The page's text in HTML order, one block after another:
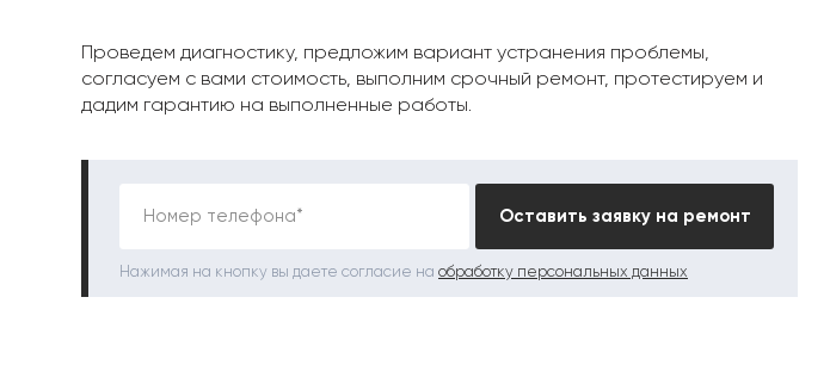
Проведем диагностику, предложим вариант устранения проблемы,
согласуем с вами стоимость, выполним срочный ремонт, протестируем и
дадим гарантию на выполненные работы.
Номер телефона* Оставить заявку на ремонт
Нажимая на кнопку вы даете согласие на обработку персональных данных